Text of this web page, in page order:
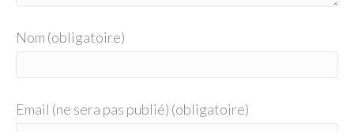
Nom (obligatoire)
Email (ne sera pas publié) (obligatoire)